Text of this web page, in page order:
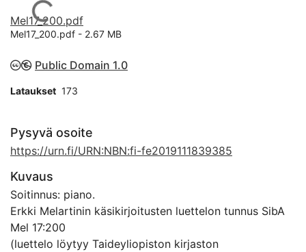
Ladataan...
Mel17_200.pdf
Mel17_200.pdf - 2.67 MB
Public Domain 1.0
Lataukset 173
Pysyvä osoite
https://urn.fi/URN:NBN:fi-fe2019111839385
Kuvaus
Soitinnus: piano.
Erkki Melartinin käsikirjoitusten luettelon tunnus SibA
Mel 17:200
(luettelo löytyy Taideyliopiston kirjaston